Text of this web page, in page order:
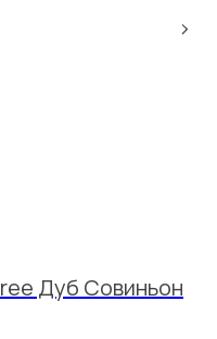
Дуб Совиньон